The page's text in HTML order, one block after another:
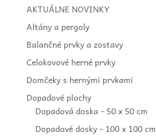
AKTUÁLNE NOVINKY
Altány a pergoly
Balančné prvky a zostavy
Celokovové herné prvky
Domčeky s hernými prvkami
Dopadové plochy
Dopadová doska - 50 x 50 cm
Dopadové dosky - 100 x 100 cm